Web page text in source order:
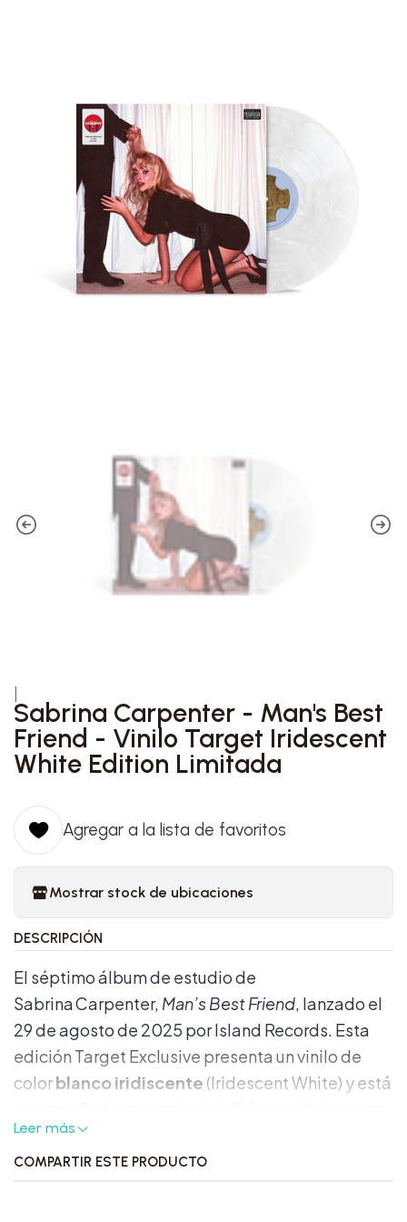
Sabrina Carpenter - Man's Best
Friend - Vinilo Target Iridescent
White Edition Limitada
Agregar a la lista de favoritos
Mostrar stock de ubicaciones
DESCRIPCIÓN
El séptimo álbum de estudio de
Sabrina Carpenter, Man’s Best Friend, lanzado el
29 de agosto de 2025 por Island Records. Esta
edición Target Exclusive presenta un vinilo de
colorblanco iridiscente (Iridescent White) y está
coleccionistas.
Características destacadas:
Leer más
COMPARTIR ESTE PRODUCTO